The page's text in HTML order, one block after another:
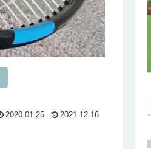
2020.01.25 2021.12.16